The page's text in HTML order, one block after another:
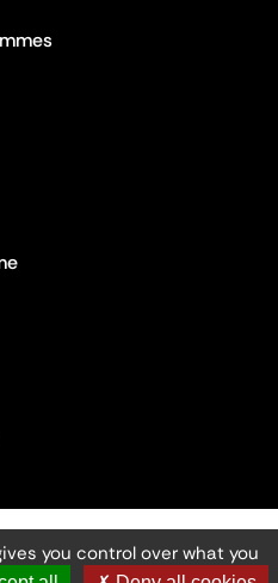
légales
cookies
you control over what you